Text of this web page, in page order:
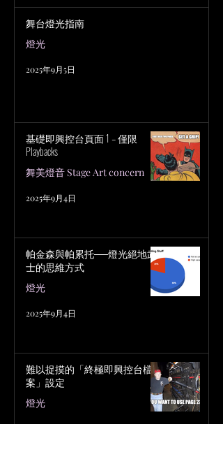
舞台燈光指南
燈光
2025年9月5日
基礎即興控台頁面 1 – 僅限
Playbacks
舞美燈音 Stage Art concern
2025年9月4日
帕金森與帕累托──燈光絕地武
士的思維方式
燈光
2025年9月4日
難以捉摸的「終極即興控台檔
案」設定
燈光